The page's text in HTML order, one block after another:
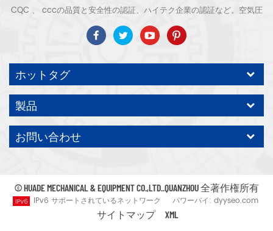
CQC 、 cccの品質と安全性の認証、ハイテク企業の認証など。空気圧
縮機のシステムと機器には、スクリュー式、遠心式、オイルフリー、ス
クロール式、ピストン式、乾燥機、フィルター、水切り、完全な空気圧
縮機の生産ラインなどがあります。より 産業となる300種類の空気圧縮
機 専門家 私たち 会社は より多くを蓄積しました 30年の経験 から 圧
力容器、電気モーター、精密部品加工および機器への最も重要な部品鋳
造 組み立て さらに、当社は永久磁石サーボモーターの独自のコアプロ
セスを開発し、関連する技術特許を取得して、国の省エネと環境保護の
開発に貢献しています テクノロジー 自社ブランドのエアコンプレッサ
ホットタグ
製品
お問い合わせ
© HUADE MECHANICAL & EQUIPMENT CO.,LTD..QUANZHOU 全著作権所有
IPv6 サポートされているネットワーク
パワーバイ: dyyseo.com
サイトマップ
XML